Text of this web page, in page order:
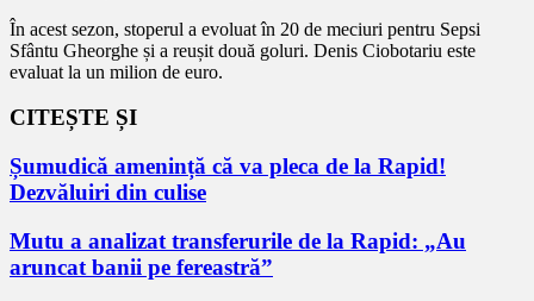
În acest sezon, stoperul a evoluat în 20 de meciuri pentru Sepsi
Sfântu Gheorghe și a reușit două goluri. Denis Ciobotariu este
evaluat la un milion de euro.
CITEȘTE ȘI
Șumudică amenință că va pleca de la Rapid!
Dezvăluiri din culise
Mutu a analizat transferurile de la Rapid: „Au
aruncat banii pe fereastră”